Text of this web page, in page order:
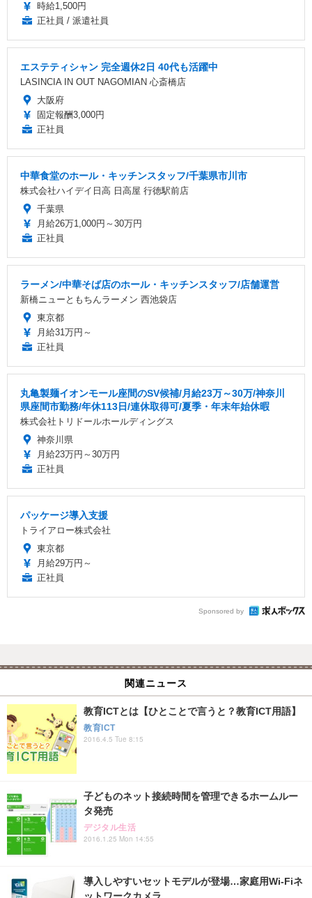
時給1,500円
正社員 / 派遣社員
エステティシャン 完全週休2日 40代も活躍中
LASINCIA IN OUT NAGOMIAN 心斎橋店
大阪府
固定報酬3,000円
正社員
中華食堂のホール・キッチンスタッフ/千葉県市川市
株式会社ハイデイ日高 日高屋 行徳駅前店
千葉県
月給26万1,000円～30万円
正社員
ラーメン/中華そば店のホール・キッチンスタッフ/店舗運営
新橋ニューともちんラーメン 西池袋店
東京都
月給31万円～
正社員
丸亀製麺イオンモール座間のSV候補/月給23万～30万/神奈川
県座間市勤務/年休113日/連休取得可/夏季・年末年始休暇
株式会社トリドールホールディングス
神奈川県
月給23万円～30万円
正社員
パッケージ導入支援
トライアロー株式会社
東京都
月給29万円～
正社員
Sponsored by
関連ニュース
教育ICTとは【ひとことで言うと？教育ICT用語】
教育ICT
2016.4.5 Tue 8:15
子どものネット接続時間を管理できるホームルー
タ発売
デジタル生活
2016.1.25 Mon 14:55
導入しやすいセットモデルが登場…家庭用Wi-Fiネ